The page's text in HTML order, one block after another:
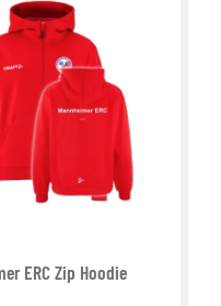
ERC Zip Hoodie